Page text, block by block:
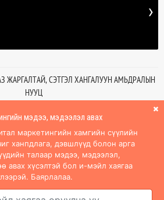
ЖАРГАЛТАЙ, СЭТГЭЛ ХАНГАЛУУН АМЬДРАЛЫН
НУУЦ
›
мэдээ, мэдээлэл авах
маркетингийн хамгийн сүүлийн
ханпдлага, дэвшлүүд болон арга
талаар мэдээ, мэдээлэл,
авах хүсэлтэй бол и-мэйл хаягаа
Баярлалаа.